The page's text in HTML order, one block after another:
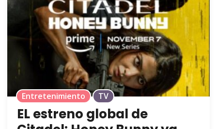
Entretenimiento TV
EL estreno global de